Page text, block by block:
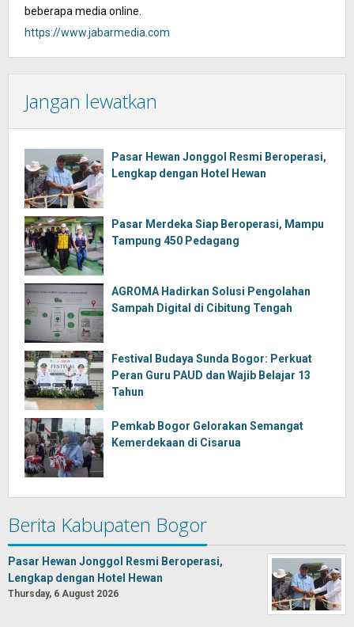
beberapa media online.
https://www.jabarmedia.com
Jangan lewatkan
Pasar Hewan Jonggol Resmi Beroperasi,
Lengkap dengan Hotel Hewan
Pasar Merdeka Siap Beroperasi, Mampu
Tampung 450 Pedagang
AGROMA Hadirkan Solusi Pengolahan
Sampah Digital di Cibitung Tengah
Festival Budaya Sunda Bogor: Perkuat
Peran Guru PAUD dan Wajib Belajar 13
Tahun
Pemkab Bogor Gelorakan Semangat
Kemerdekaan di Cisarua
Berita Kabupaten Bogor
Pasar Hewan Jonggol Resmi Beroperasi,
Lengkap dengan Hotel Hewan
Thursday, 6 August 2026